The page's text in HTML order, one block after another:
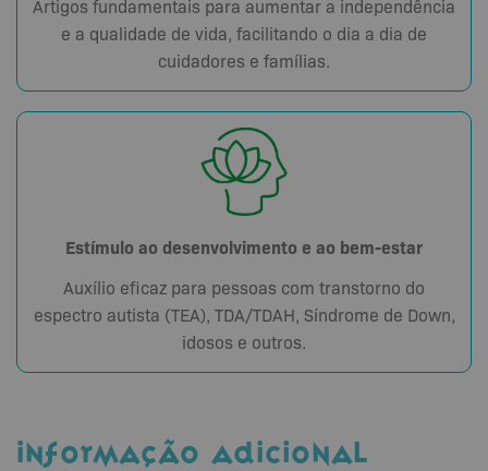
Artigos fundamentais para aumentar a independência
e a qualidade de vida, facilitando o dia a dia de
cuidadores e famílias.
Estímulo ao desenvolvimento e ao bem-estar
Auxílio eficaz para pessoas com transtorno do
espectro autista (TEA), TDA/TDAH, Síndrome de Down,
idosos e outros.
INFORMAÇÃO ADICIONAL